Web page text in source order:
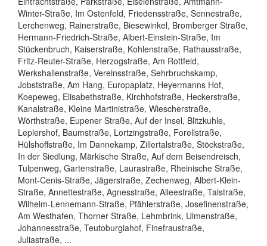
Winter-Straße, Im Ostenfeld, Friedensstraße, Sennestraße,
Lerchenweg, Rainerstraße, Biesewinkel, Bromberger Straße,
Hermann-Friedrich-Straße, Albert-Einstein-Straße, Im
Stückenbruch, Kaiserstraße, Kohlenstraße, Rathausstraße,
Fritz-Reuter-Straße, Herzogstraße, Am Rottfeld,
Werkshallenstraße, Vereinsstraße, Sehrbruchskamp,
Jobststraße, Am Hang, Europaplatz, Heyermanns Hof,
Koepeweg, Elisabethstraße, Kirchhofstraße, Heckerstraße,
Kanalstraße, Kleine Martinistraße, Wiescherstraße,
Wörthstraße, Eupener Straße, Auf der Insel, Blitzkuhle,
Leplershof, Baumstraße, Lortzingstraße, Forellstraße,
Hülshoffstraße, Im Dannekamp, Zillertalstraße, Stöckstraße,
In der Siedlung, Märkische Straße, Auf dem Beisendreisch,
Tulpenweg, Gartenstraße, Laurastraße, Rheinische Straße,
Mont-Cenis-Straße, Jägerstraße, Zechenweg, Albert-Klein-
Straße, Annettestraße, Agnesstraße, Alleestraße, Talstraße,
Wilhelm-Lennemann-Straße, Pfählerstraße, Josefinenstraße,
Am Westhafen, Thorner Straße, Lehmbrink, Ulmenstraße,
Johannesstraße, Teutoburgiahof, Finefraustraße,
Juliastraße, ...